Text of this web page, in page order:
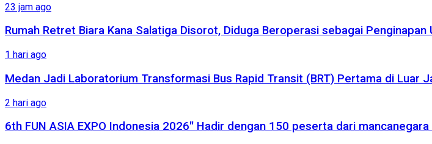
23 jam ago
Rumah Retret Biara Kana Salatiga Disorot, Diduga Beroperasi sebagai Penginapan
1 hari ago
Medan Jadi Laboratorium Transformasi Bus Rapid Transit (BRT) Pertama di Luar
2 hari ago
6th FUN ASIA EXPO Indonesia 2026″ Hadir dengan 150 peserta dari